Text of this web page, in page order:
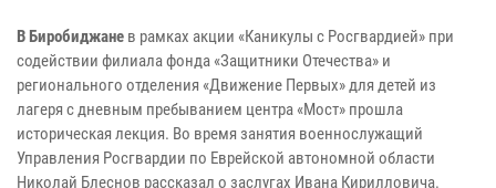
В Биробиджане в рамках акции «Каникулы с Росгвардией» при
содействии филиала фонда «Защитники Отечества» и
регионального отделения «Движение Первых» для детей из
лагеря с дневным пребыванием центра «Мост» прошла
историческая лекция. Во время занятия военнослужащий
Управления Росгвардии по Еврейской автономной области
Николай Блеснов рассказал о заслугах Ивана Кирилловича.